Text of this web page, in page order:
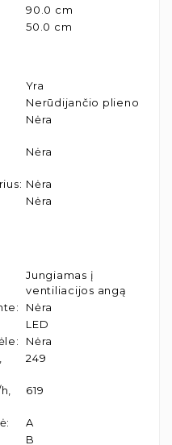
90.0 cm
50.0 cm
Yra
Nerūdijančio plieno
Nėra
Nėra
: Nėra
Nėra
Jungiamas į
ventiliacijos angą
:
Nėra
LED
:
Nėra
249
619
:
A
B